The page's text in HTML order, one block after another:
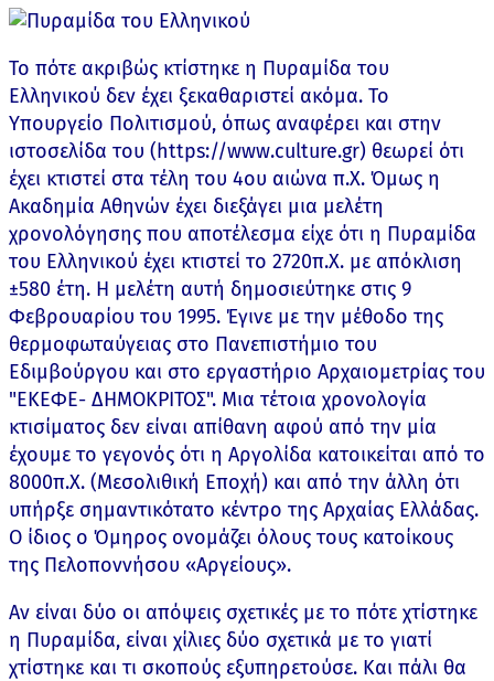
Το πότε ακριβώς κτίστηκε η Πυραμίδα του
Ελληνικού δεν έχει ξεκαθαριστεί ακόμα. Το
Υπουργείο Πολιτισμού, όπως αναφέρει και στην
ιστοσελίδα του (https://www.culture.gr) θεωρεί ότι
έχει κτιστεί στα τέλη του 4ου αιώνα π.Χ. Όμως η
Ακαδημία Αθηνών έχει διεξάγει μια μελέτη
χρονολόγησης που αποτέλεσμα είχε ότι η Πυραμίδα
του Ελληνικού έχει κτιστεί το 2720π.Χ. με απόκλιση
±580 έτη. Η μελέτη αυτή δημοσιεύτηκε στις 9
Φεβρουαρίου του 1995. Έγινε με την μέθοδο της
θερμοφωταύγειας στο Πανεπιστήμιο του
Εδιμβούργου και στο εργαστήριο Αρχαιομετρίας του
"ΕΚΕΦΕ- ΔΗΜΟΚΡΙΤΟΣ". Μια τέτοια χρονολογία
κτισίματος δεν είναι απίθανη αφού από την μία
έχουμε το γεγονός ότι η Αργολίδα κατοικείται από το
8000π.Χ. (Μεσολιθική Εποχή) και από την άλλη ότι
υπήρξε σημαντικότατο κέντρο της Αρχαίας Ελλάδας.
Ο ίδιος ο Όμηρος ονομάζει όλους τους κατοίκους
της Πελοποννήσου «Αργείους».
Αν είναι δύο οι απόψεις σχετικές με το πότε χτίστηκε
η Πυραμίδα, είναι χίλιες δύο σχετικά με το γιατί
χτίστηκε και τι σκοπούς εξυπηρετούσε. Και πάλι θα